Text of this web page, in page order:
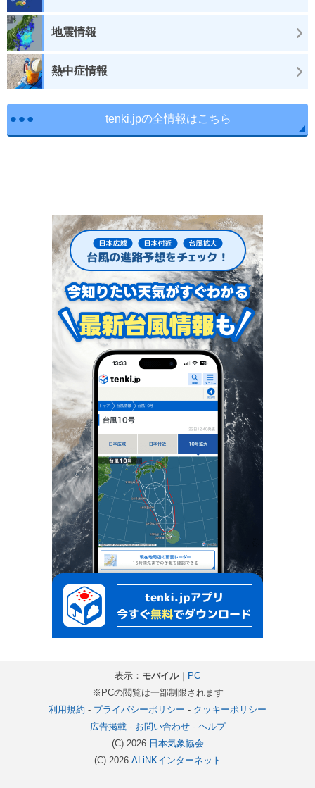
地震情報
熱中症情報
tenki.jpの全情報はこちら
表示： モバイル｜ PC
※PCの閲覧は一部制限されます
利用規約 - プライバシーポリシー - クッキーポリシー
広告掲載- お問い合わせ- ヘルプ
(C) 2026 日本気象協会
(C) 2026 ALiNKインターネット